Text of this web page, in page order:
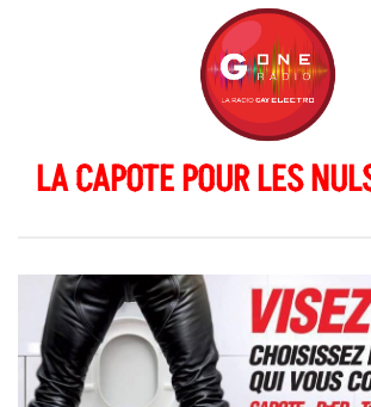
LA CAPOTE POUR LES